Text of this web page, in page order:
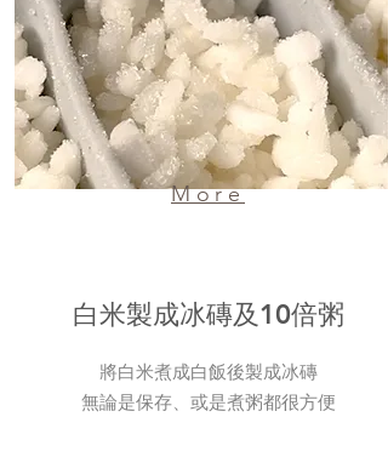
More
白米製成冰磚及10倍粥
將白米煮成白飯後製成冰磚
​無論是保存、或是煮粥都很方便